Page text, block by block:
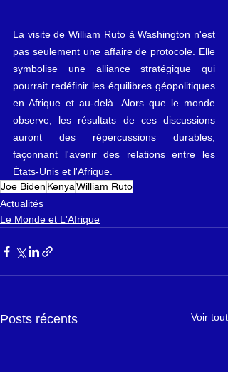
La visite de William Ruto à Washington n'est
pas seulement une affaire de protocole. Elle
symbolise une alliance stratégique qui
pourrait redéfinir les équilibres géopolitiques
en Afrique et au-delà. Alors que le monde
observe, les résultats de ces discussions
auront des répercussions durables,
façonnant l'avenir des relations entre les
États-Unis et l'Afrique.
Joe Biden KenyaWilliam Ruto
Actualités
Le Monde et L'Afrique
Posts récents Voir tout